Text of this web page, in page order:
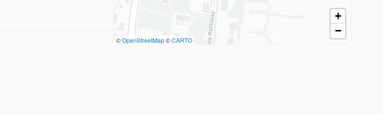
©OpenStreetMap©CARTO
+
−